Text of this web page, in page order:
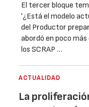
El tercer bloque
'¿Está el modelo
del Productor
abordó en poco
los SCRAP …
ACTUALIDAD
La